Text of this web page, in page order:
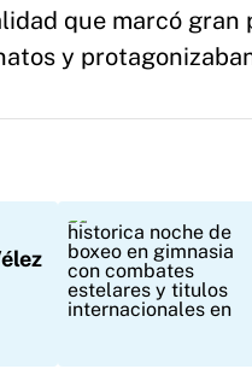
que marcó gran
y